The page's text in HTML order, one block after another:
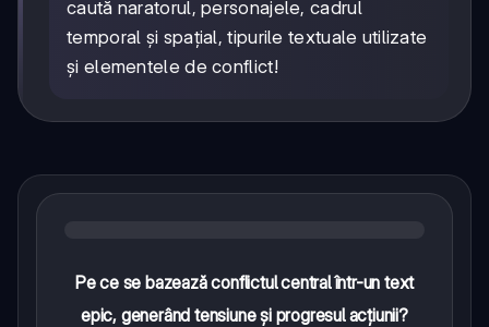
caută naratorul, personajele, cadrul
temporal și spațial, tipurile textuale utilizate
și elementele de conflict!
Pe ce se bazează conflictul central într-un text
epic, generând tensiune și progresul acțiunii?